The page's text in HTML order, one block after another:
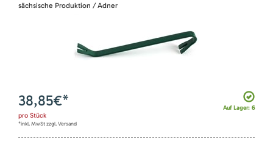
sächsische Produktion / Adner
Auf Lager: 6
38,85€*
pro Stück
*inkl. MwSt zzgl. Versand